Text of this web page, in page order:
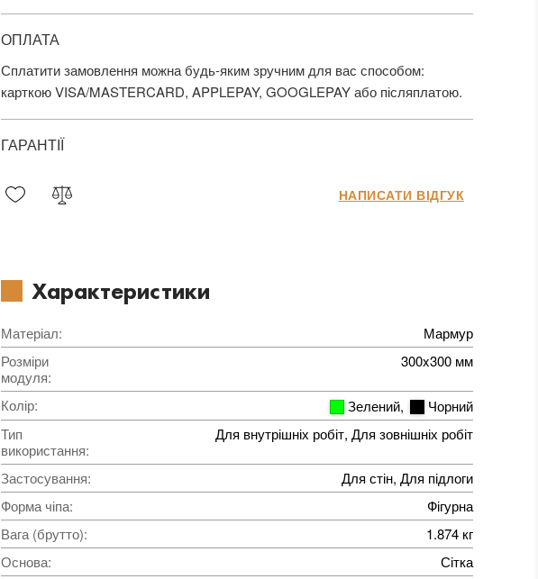
ОПЛАТА
Сплатити замовлення можна будь-яким зручним для вас способом:
карткою VISA/MASTERCARD, APPLEPAY, GOOGLEPAY або післяплатою.
ГАРАНТІЇ
НАПИСАТИ ВІДГУК
Характеристики
Матеріал:
Мармур
Розміри
модуля:
300x300 мм
Колір: Зелений,
Чорний
Тип
використання:
Для внутрішніх робіт, Для зовнішніх робіт
Застосування:
Для стін, Для підлоги
Форма чіпа:
Фігурна
Вага (брутто):
1.874 кг
Основа:
Сітка